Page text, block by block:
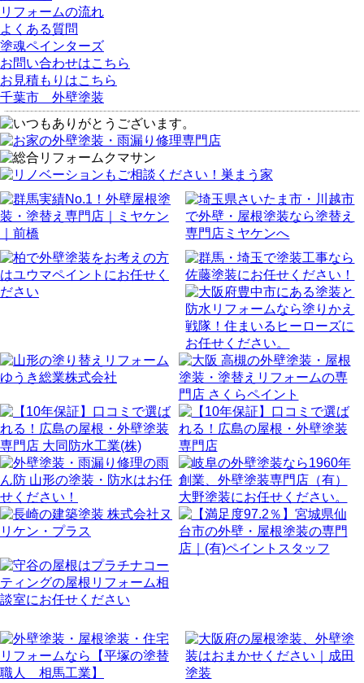
リフォームの流れ
よくある質問
塗魂ペインターズ
お問い合わせはこちら
お見積もりはこちら
千葉市 外壁塗装